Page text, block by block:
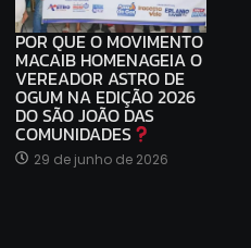
POR QUE O MOVIMENTO
MACAIB HOMENAGEIA O
VEREADOR ASTRO DE
OGUM NA EDIÇÃO 2026
DO SÃO JOÃO DAS
COMUNIDADES
29 de junho de 2026